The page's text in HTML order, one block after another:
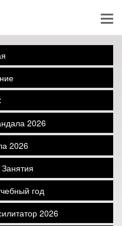
2026
2026
год
2026